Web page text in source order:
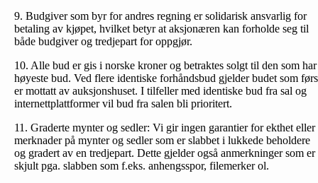
9. Budgiver som byr for andres regning er solidarisk ansvarlig for
betaling av kjøpet, hvilket betyr at aksjonæren kan forholde seg til
både budgiver og tredjepart for oppgjør.
10. Alle bud er gis i norske kroner og betraktes solgt til den som har
høyeste bud. Ved flere identiske forhåndsbud gjelder budet som
er mottatt av auksjonshuset. I tilfeller med identiske bud fra sal og
internettplattformer vil bud fra salen bli prioritert.
11. Graderte mynter og sedler: Vi gir ingen garantier for ekthet eller
merknader på mynter og sedler som er slabbet i lukkede beholdere
og gradert av en tredjepart. Dette gjelder også anmerkninger som er
skjult pga. slabben som f.eks. anhengsspor, filemerker ol.